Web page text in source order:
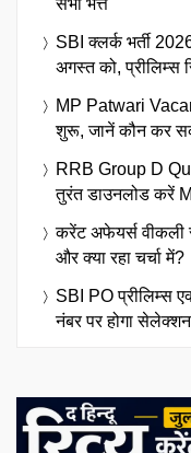
सभी भत्ते
SBI क्लर्क भर्ती
अगस्त को, प्रीलिम्स
MP Patwari
शुरू, जानें कौन कर
RRB Group D
तुरंत डाउनलोड करें
करेंट अफेयर्स वीकली
और क्या रहा चर्चा में?
SBI PO प्रीलिम्स
नंबर पर होगा